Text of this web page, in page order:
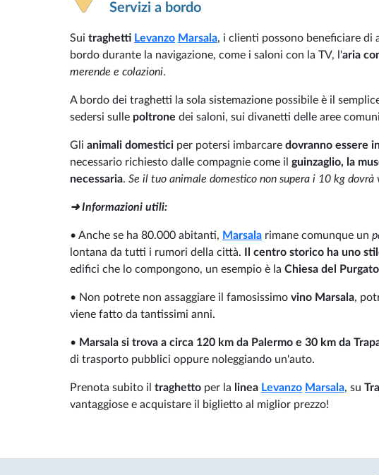
Servizi a bordo
Sui traghetti Levanzo Marsala, i clienti possono beneficiare di
bordo durante la navigazione, come i saloni con la TV, l'aria
merende e colazioni.
A bordo dei traghetti la sola sistemazione possibile è il
sedersi sulle poltrone dei saloni, sui divanetti delle aree
Gli animali domestici per potersi imbarcare dovranno essere
necessario richiesto dalle compagnie come il guinzaglio, la
necessaria. Se il tuo animale domestico non supera i 10 kg
➜ Informazioni utili:
• Anche se ha 80.000 abitanti, Marsala rimane comunque un
lontana da tutti i rumori della città.
Il centro storico ha uno
edifici che lo compongono, un esempio è la Chiesa del
• Non potrete non assaggiare il famosissimo vino Marsala,
viene fatto da tantissimi anni.
• Marsala si trova a circa 120 km da Palermo e 30 km da
di trasporto pubblici oppure noleggiando un'auto.
Prenota subito il traghetto per la linea Levanzo Marsala, su
vantaggiose e acquistare il biglietto al miglior prezzo!